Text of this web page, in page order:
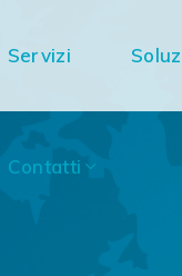
Servizi
Contatti